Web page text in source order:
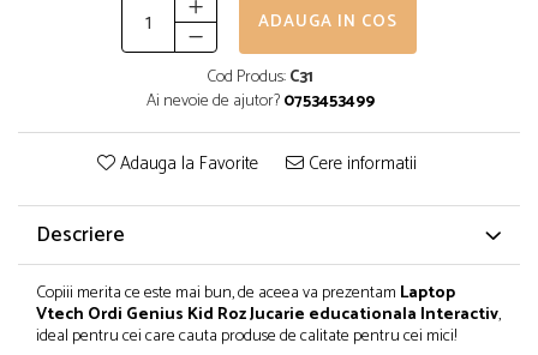
ADAUGA IN COS
Cod Produs:C31
Ai nevoie de ajutor?0753453499
Adauga la Favorite Cere informatii
Descriere
Copiii merita ce este mai bun, de aceea va prezentam Laptop
Vtech Ordi Genius Kid Roz Jucarie educationala Interactiv,
ideal pentru cei care cauta produse de calitate pentru cei mici!